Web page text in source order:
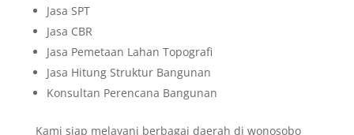
Jasa SPT
Jasa CBR
Jasa Pemetaan Lahan Topografi
Jasa Hitung Struktur Bangunan
Konsultan Perencana Bangunan
Kami siap melayani berbagai daerah di wonosobo